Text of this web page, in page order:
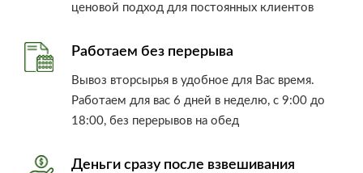
ценовой подход для постоянных клиентов
Работаем без перерыва
Вывоз вторсырья в удобное для Вас время.
Работаем для вас 6 дней в неделю, с 9:00 до
18:00, без перерывов на обед
Деньги сразу после взвешивания